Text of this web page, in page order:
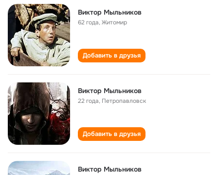
Виктор Мыльников
62 года,Житомир
Добавить в друзья
Виктор Мыльников
22 года, Петропавловск
Добавить в друзья
Виктор Мыльников